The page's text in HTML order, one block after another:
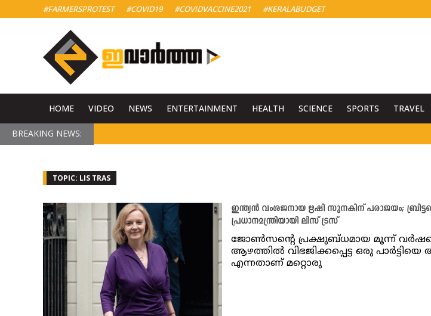
#FARMERSPROTEST #COVID19 #COVIDVACCINE2021 #KERALABUDGET
HOME VIDEO NEWS ENTERTAINMENT HEALTH SCIENCE SPORTS TRAVEL
BREAKING NEWS:
TOPIC: LIS TRAS
ഇന്ത്യന്‍ വംശജനായ ഋഷി സുനകിന് പരാജയം;
പ്രധാനമന്ത്രിയായി ലിസ് ട്രസ്
ജോൺസന്റെ പ്രക്ഷുബ്ധമായ മൂന്ന്
ആഴത്തിൽ വിഭജിക്കപ്പെട്ട ഒരു
എന്നതാണ് മറ്റൊരു